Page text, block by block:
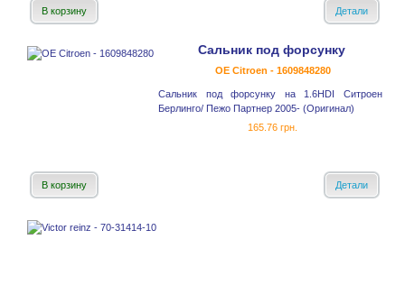
В корзину Детали
Сальник под форсунку
OE Citroen - 1609848280
Сальник под форсунку на 1.6HDI Ситроен
Берлинго/ Пежо Партнер 2005- (Оригинал)
165.76 грн.
В корзину Детали